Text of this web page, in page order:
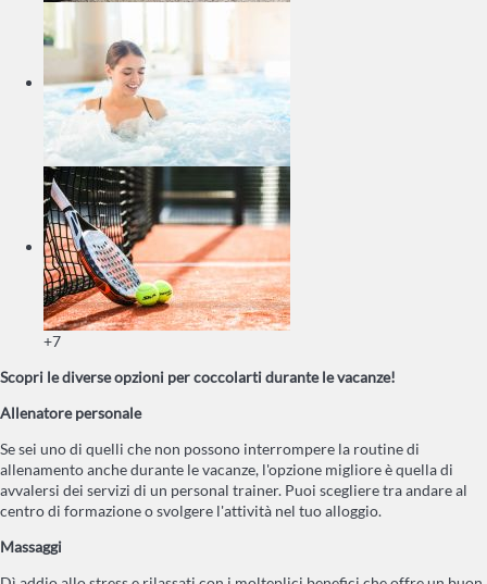
+7
Scopri le diverse opzioni per coccolarti durante le vacanze!
Allenatore personale
Se sei uno di quelli che non possono interrompere la routine di
allenamento anche durante le vacanze, l'opzione migliore è quella di
avvalersi dei servizi di un personal trainer. Puoi scegliere tra andare al
centro di formazione o svolgere l'attività nel tuo alloggio.
Massaggi